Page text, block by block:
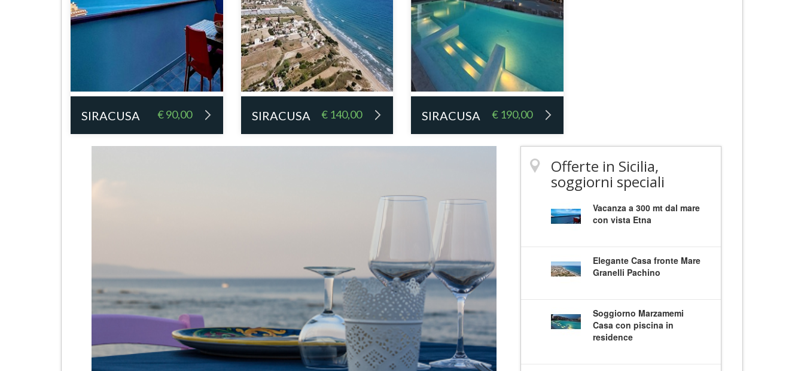
SIRACUSA € 90,00 SIRACUSA € 140,00 SIRACUSA € 190,00
Offerte in Sicilia,
soggiorni speciali
Vacanza a 300 mt dal mare
con vista Etna
Elegante Casa fronte Mare
Granelli Pachino
Soggiorno Marzamemi
Casa con piscina in
residence